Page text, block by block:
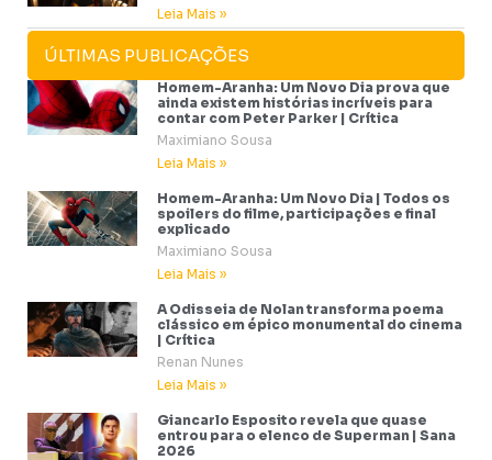
Leia Mais »
ÚLTIMAS PUBLICAÇÕES
Homem-Aranha: Um Novo Dia prova que
ainda existem histórias incríveis para
contar com Peter Parker | Crítica
Maximiano Sousa
Leia Mais »
Homem-Aranha: Um Novo Dia | Todos os
spoilers do filme, participações e final
explicado
Maximiano Sousa
Leia Mais »
A Odisseia de Nolan transforma poema
clássico em épico monumental do cinema
| Crítica
Renan Nunes
Leia Mais »
Giancarlo Esposito revela que quase
entrou para o elenco de Superman | Sana
2026